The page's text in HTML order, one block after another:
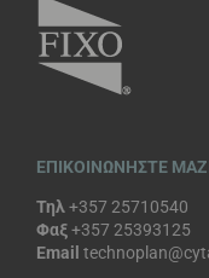
ΕΠΙΚΟΙΝΩΝΗΣΤΕ
Τηλ+357 25710540
Φαξ+357 25393125
Email